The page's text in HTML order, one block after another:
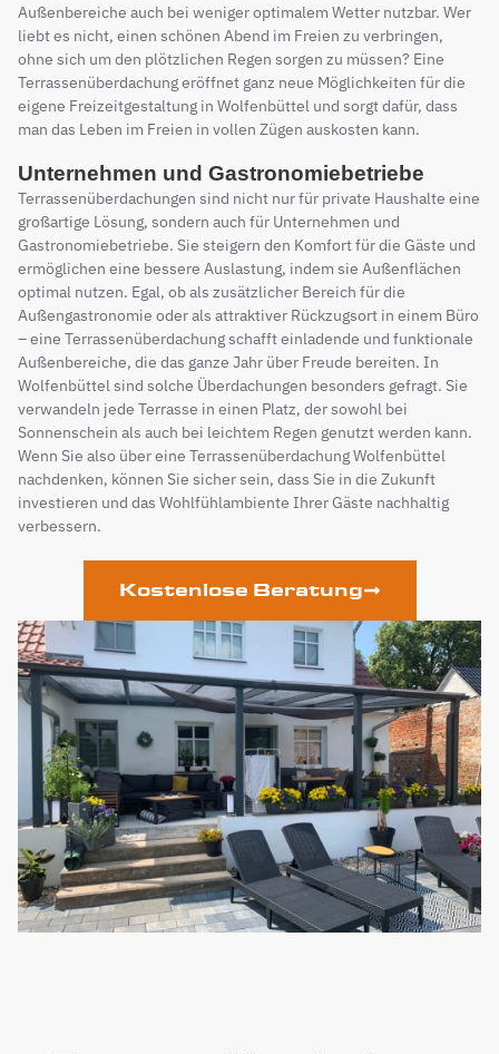
Außenbereiche auch bei weniger optimalem Wetter nutzbar. Wer
liebt es nicht, einen schönen Abend im Freien zu verbringen,
ohne sich um den plötzlichen Regen sorgen zu müssen? Eine
Terrassenüberdachung eröffnet ganz neue Möglichkeiten für die
eigene Freizeitgestaltung in Wolfenbüttel und sorgt dafür, dass
man das Leben im Freien in vollen Zügen auskosten kann.
Unternehmen und Gastronomiebetriebe
Terrassenüberdachungen sind nicht nur für private Haushalte eine
großartige Lösung, sondern auch für Unternehmen und
Gastronomiebetriebe. Sie steigern den Komfort für die Gäste und
ermöglichen eine bessere Auslastung, indem sie Außenflächen
optimal nutzen. Egal, ob als zusätzlicher Bereich für die
Außengastronomie oder als attraktiver Rückzugsort in einem Büro
– eine Terrassenüberdachung schafft einladende und funktionale
Außenbereiche, die das ganze Jahr über Freude bereiten. In
Wolfenbüttel sind solche Überdachungen besonders gefragt. Sie
verwandeln jede Terrasse in einen Platz, der sowohl bei
Sonnenschein als auch bei leichtem Regen genutzt werden kann.
Wenn Sie also über eine Terrassenüberdachung Wolfenbüttel
nachdenken, können Sie sicher sein, dass Sie in die Zukunft
investieren und das Wohlfühlambiente Ihrer Gäste nachhaltig
verbessern.
Kostenlose Beratung